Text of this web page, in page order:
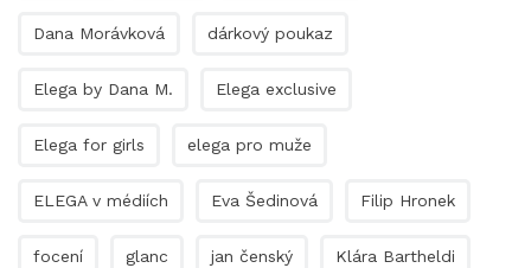
Dana Morávková dárkový poukaz
Elega by Dana M. Elega exclusive
Elega for girls elega pro muže
ELEGA v médiích Eva Šedinová Filip Hronek
focení glanc jan čenský Klára Bartheldi